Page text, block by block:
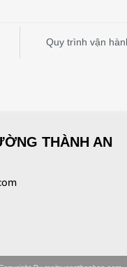
Quy trình vận
THÀNH AN